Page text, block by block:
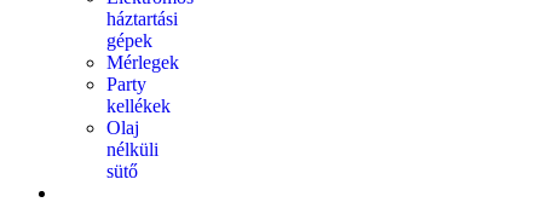
háztartási
gépek
Mérlegek
Party
kellékek
Olaj
nélküli
sütő